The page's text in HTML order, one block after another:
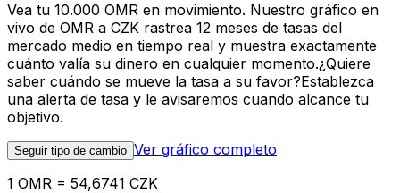
Vea tu 10.000 OMR en movimiento. Nuestro gráfico en
vivo de OMR a CZK rastrea 12 meses de tasas del
mercado medio en tiempo real y muestra exactamente
cuánto valía su dinero en cualquier momento.¿Quiere
saber cuándo se mueve la tasa a su favor?Establezca
una alerta de tasa y le avisaremos cuando alcance tu
objetivo.
Seguir tipo de cambio Ver gráfico completo
1 OMR = 54,6741 CZK